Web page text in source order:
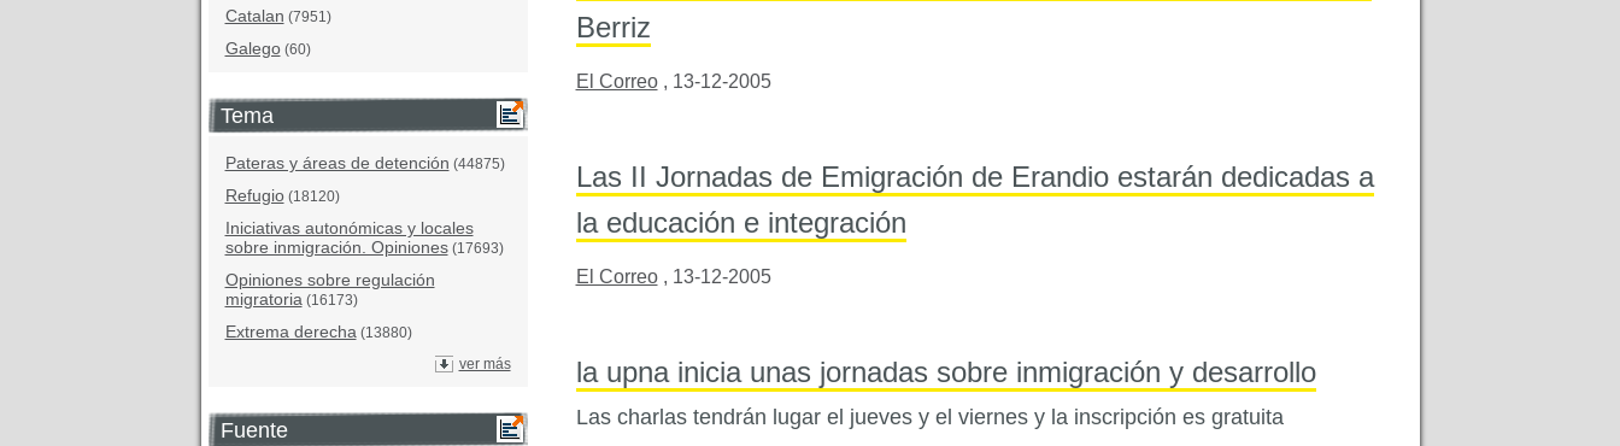
Catalan (7951)
Galego(60)
Tema
Pateras y áreas de detención (44875)
Refugio(18120)
Iniciativas autonómicas y locales
sobre inmigración. Opiniones(17693)
Opiniones sobre regulación
migratoria(16173)
Extrema derecha(13880)
ver más
Fuente
Berriz
El Correo , 13-12-2005
Las II Jornadas de Emigración de Erandio estarán dedicadas a
la educación e integración
El Correo , 13-12-2005
la upna inicia unas jornadas sobre inmigración y desarrollo
Las charlas tendrán lugar el jueves y el viernes y la inscripción es gratuita